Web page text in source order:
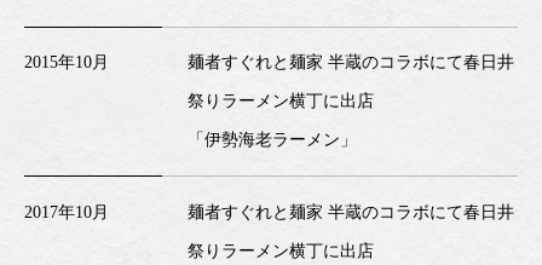
2015年10月 麺者すぐれと麺家 半蔵のコラボにて春日井
祭りラーメン横丁に出店
「伊勢海老ラーメン」
2017年10月 麺者すぐれと麺家 半蔵のコラボにて春日井
祭りラーメン横丁に出店